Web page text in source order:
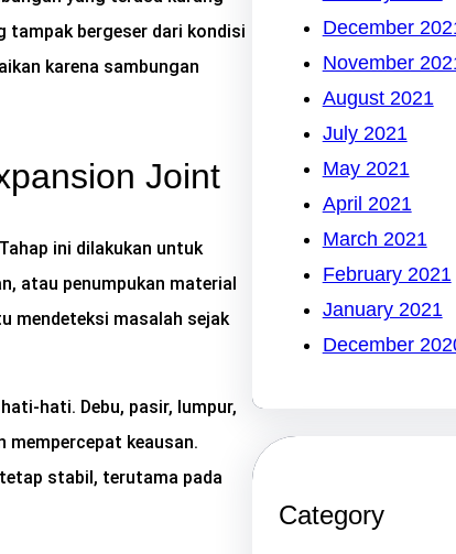
tampak bergeser dari kondisi
karena sambungan
Joint
ini dilakukan untuk
atau penumpukan material
mendeteksi masalah sejak
hati. Debu, pasir, lumpur,
keausan.
stabil, terutama pada
December
November
August 2021
July 2021
May 2021
April 2021
March 2021
February 2021
January 2021
December
Category